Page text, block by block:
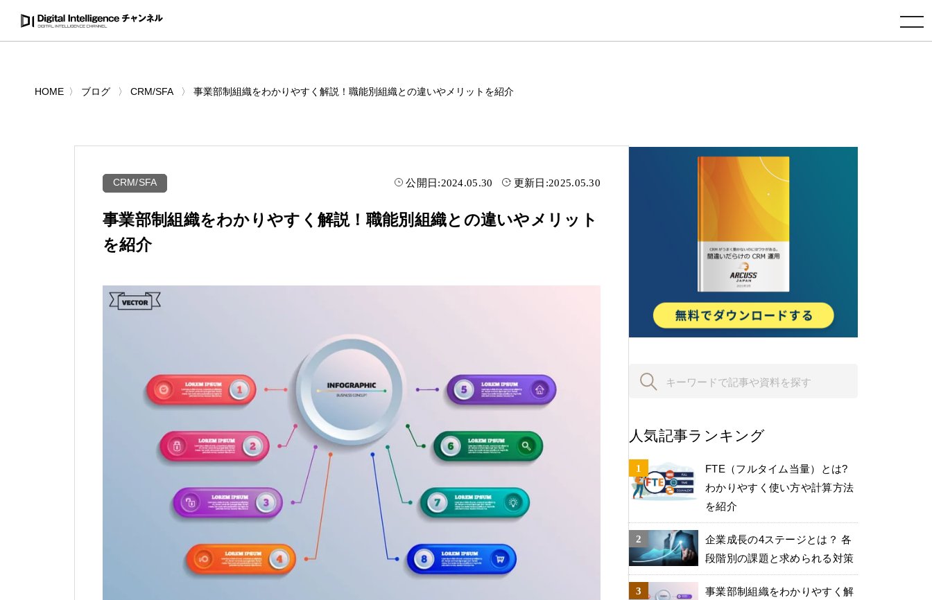
toggle navigation
HOME ブログ CRM/SFA 事業部制組織をわかりやすく解説！職能別組織との違いやメリットを紹介
CRM/SFA 公開日:2024.05.30 更新日:2025.05.30
事業部制組織をわかりやすく解説！職能別組織との違いやメリット
を紹介
人気記事ランキング
FTE（フルタイム当量）とは?
わかりやすく使い方や計算方法
を紹介
企業成長の4ステージとは？ 各
段階別の課題と求められる対策
事業部制組織をわかりやすく解